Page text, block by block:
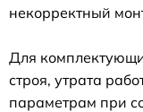
некорректный
Для
строя, утрата
параметрам при